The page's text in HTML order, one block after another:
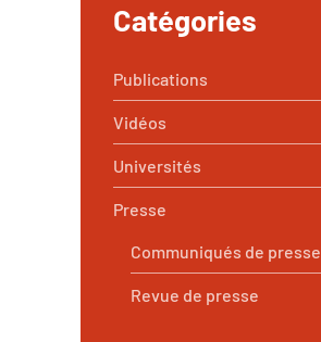
Catégories
Publications
Vidéos
Universités
Presse
Communiqués de presse
Revue de presse